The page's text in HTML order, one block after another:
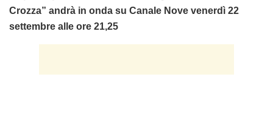
Crozza” andrà in onda su Canale Nove venerdì 22
settembre alle ore 21,25